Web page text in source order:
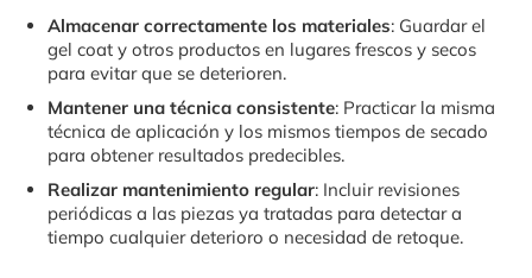
Almacenar correctamente los materiales: Guardar el
gel coat y otros productos en lugares frescos y secos
para evitar que se deterioren.
Mantener una técnica consistente: Practicar la misma
técnica de aplicación y los mismos tiempos de secado
para obtener resultados predecibles.
Realizar mantenimiento regular: Incluir revisiones
periódicas a las piezas ya tratadas para detectar a
tiempo cualquier deterioro o necesidad de retoque.